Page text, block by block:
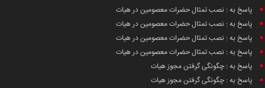
پاسخ به : نصب تمثال حضرات معصومین در هیات
پاسخ به : نصب تمثال حضرات معصومین در هیات
پاسخ به : نصب تمثال حضرات معصومین در هیات
پاسخ به : نصب تمثال حضرات معصومین در هیات
پاسخ به : چگونگی گرفتن مجوز هیات
پاسخ به : چگونگی گرفتن مجوز هیات